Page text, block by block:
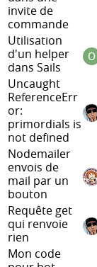
invite de
commande
Utilisation
d'un helper
dans Sails
Uncaught
ReferenceErr
or:
primordials is
not defined
Nodemailer
envois de
mail par un
bouton
Requête get
qui renvoie
rien
Mon code